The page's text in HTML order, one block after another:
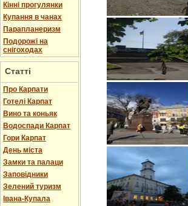
Кінні прогулянки
Купання в чанах
Парапланеризм
Подорожі на
снігоходах
Статті
Про Карпати
Готелі Карпат
Вино та коньяк
Водоспади Карпат
Гори Карпат
День міста
Замки та палаци
Заповідники
Зелений туризм
Івана-Купала